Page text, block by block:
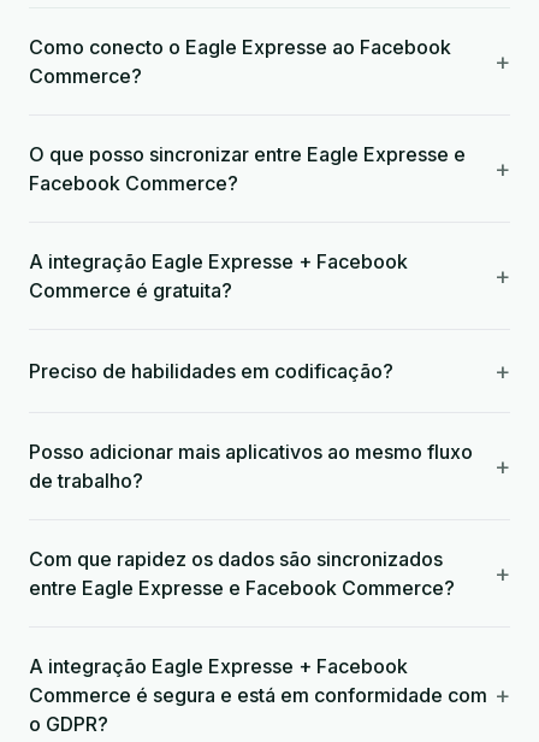
Como conecto o Eagle Expresse ao Facebook
Commerce?
+
O que posso sincronizar entre Eagle Expresse e
Facebook Commerce?
+
A integração Eagle Expresse + Facebook
Commerce é gratuita?
+
Preciso de habilidades em codificação? +
Posso adicionar mais aplicativos ao mesmo fluxo
de trabalho?
+
Com que rapidez os dados são sincronizados
entre Eagle Expresse e Facebook Commerce?
+
A integração Eagle Expresse + Facebook
Commerce é segura e está em conformidade com
o GDPR?
+